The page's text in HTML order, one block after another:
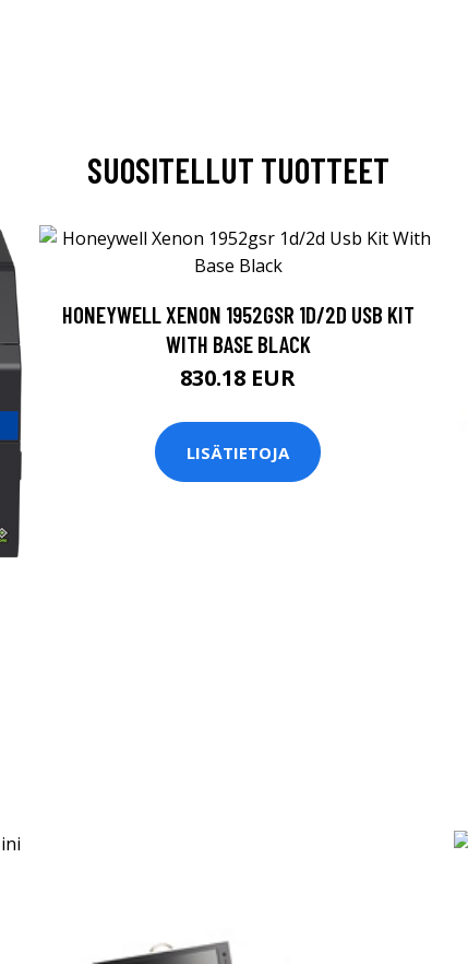
SUOSITELLUT TUOTTEET
HONEYWELL XENON 1952GSR 1D/2D USB KIT
WITH BASE BLACK
830.18 EUR
LISÄTIETOJA